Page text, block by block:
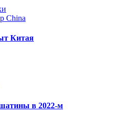
Китая
в 2022-м